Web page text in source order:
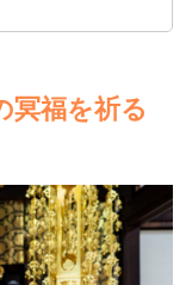
冥福を祈る